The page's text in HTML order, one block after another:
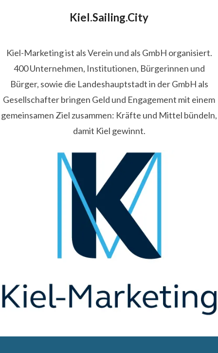
Kiel.Sailing.City
Kiel-Marketing ist als Verein und als GmbH organisiert.
400 Unternehmen, Institutionen, Bürgerinnen und
Bürger, sowie die Landeshauptstadt in der GmbH als
Gesellschafter bringen Geld und Engagement mit einem
gemeinsamen Ziel zusammen: Kräfte und Mittel bündeln,
damit Kiel gewinnt.